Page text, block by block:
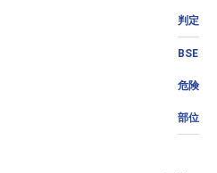
判定
BSE
危険
部位